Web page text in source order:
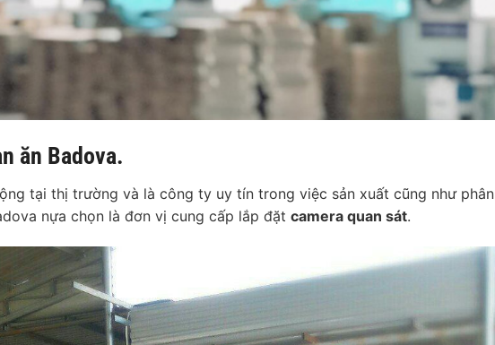
ăn Badova.
tại thị trường và là công ty uy tín trong việc sản xuất cũng như phân
nựa chọn là đơn vị cung cấp lắp đặt camera quan sát.